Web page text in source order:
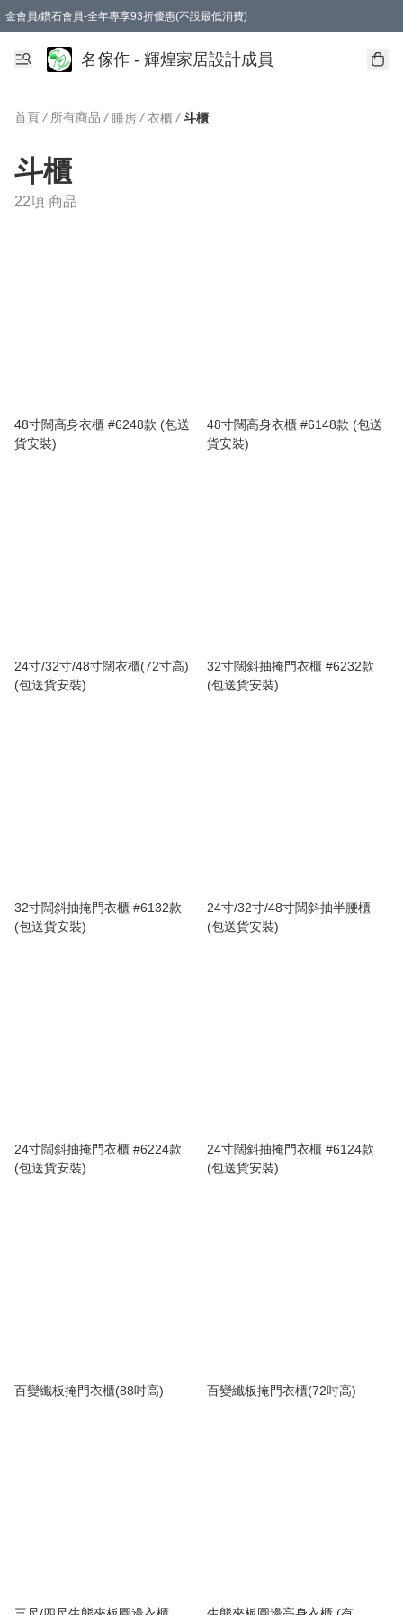
金會員/鑽石會員-全年專享93折優惠(不設最低消費)
名傢作 - 輝煌家居設計成員
首頁 / 所有商品 / 睡房 / 衣櫃 / 斗櫃
斗櫃
22項 商品
48寸闊高身衣櫃 #6248款 (包送
貨安裝)
48寸闊高身衣櫃 #6148款 (包送
貨安裝)
24寸/32寸/48寸闊衣櫃(72寸高)
(包送貨安裝)
32寸闊斜抽掩門衣櫃 #6232款
(包送貨安裝)
32寸闊斜抽掩門衣櫃 #6132款
(包送貨安裝)
24寸/32寸/48寸闊斜抽半腰櫃
(包送貨安裝)
24寸闊斜抽掩門衣櫃 #6224款
(包送貨安裝)
24寸闊斜抽掩門衣櫃 #6124款
(包送貨安裝)
百變纖板掩門衣櫃(88吋高) 百變纖板掩門衣櫃(72吋高)